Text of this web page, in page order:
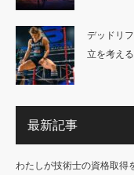
デッドリ
立を考え
最新記事
わたしが技術士の資格取得